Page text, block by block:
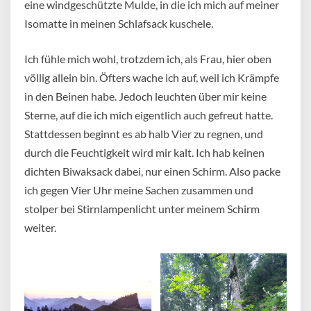
eine windgeschützte Mulde, in die ich mich auf meiner
Isomatte in meinen Schlafsack kuschele.
Ich fühle mich wohl, trotzdem ich, als Frau, hier oben
völlig allein bin. Öfters wache ich auf, weil ich Krämpfe
in den Beinen habe. Jedoch leuchten über mir keine
Sterne, auf die ich mich eigentlich auch gefreut hatte.
Stattdessen beginnt es ab halb Vier zu regnen, und
durch die Feuchtigkeit wird mir kalt. Ich hab keinen
dichten Biwaksack dabei, nur einen Schirm. Also packe
ich gegen Vier Uhr meine Sachen zusammen und
stolper bei Stirnlampenlicht unter meinem Schirm
weiter.